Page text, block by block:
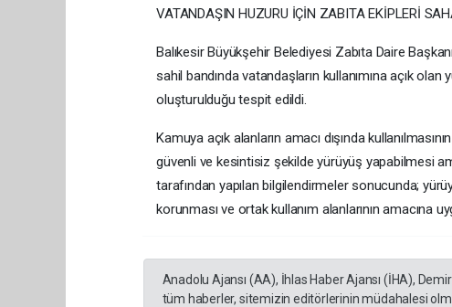
VATANDAŞIN HUZURU İÇİN ZABITA EKİPLERİ
Balıkesir Büyükşehir Belediyesi Zabıta Daire
sahil bandında vatandaşların kullanımına açık
oluşturulduğu tespit edildi.
Kamuya açık alanların amacı dışında
güvenli ve kesintisiz şekilde yürüyüş yapabilmesi
tarafından yapılan bilgilendirmeler sonucunda;
korunması ve ortak kullanım alanlarının
Anadolu Ajansı (AA), İhlas Haber Ajansı (İHA),
tüm haberler, sitemizin editörlerinin müdahalesi